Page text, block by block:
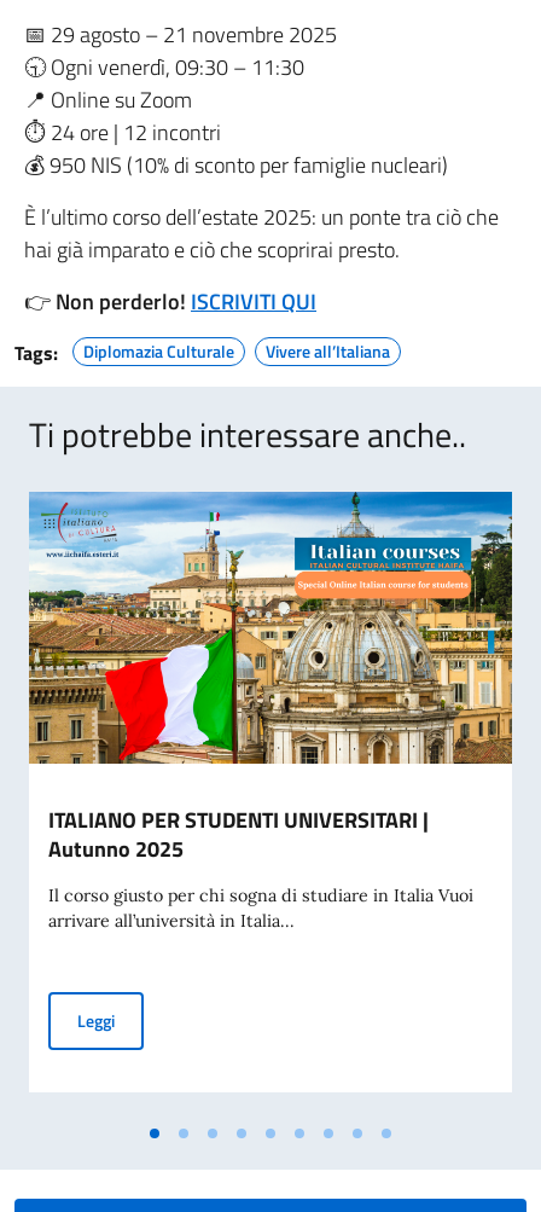
📅 29 agosto – 21 novembre 2025
🕤 Ogni venerdì, 09:30 – 11:30
📍 Online su Zoom
⏱ 24 ore | 12 incontri
💰 950 NIS (10% di sconto per famiglie nucleari)
È l’ultimo corso dell’estate 2025: un ponte tra ciò che
hai già imparato e ciò che scoprirai presto.
👉Non perderlo! ISCRIVITI QUI
Tags: Diplomazia Culturale Vivere all’Italiana
Ti potrebbe interessare anche..
ITALIANO PER STUDENTI UNIVERSITARI |
Autunno 2025
Il corso giusto per chi sogna di studiare in Italia Vuoi
arrivare all’università in Italia...
LeggiITALIANO PER STUDENTI UNIVERSITARI | Autunno 2025